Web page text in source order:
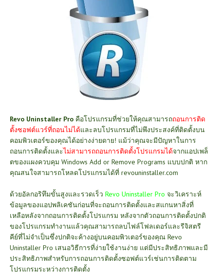
Revo Uninstaller Pro คือโปรแกรมที่ช่วยให้คุณสามารถถอนการติด
ตั้งซอฟต์แวร์ที่ถอนไม่ได้และลบโปรแกรมที่ไม่พึงประสงค์ที่ติดตั้งบน
คอมพิวเตอร์ของคุณได้อย่างง่ายดาย! แม้ว่าคุณจะมีปัญหาในการ
ถอนการติดตั้งและไม่สามารถถอนการติดตั้งโปรแกรมได้จากแอปเพล็
ตของแผงควบคุม Windows Add or Remove Programs แบบปกติ หาก
คุณสนใจสามารถโหลดโปรแกรมได้ที่ revouninstaller.com
ด้วยอัลกอริทึมขั้นสูงและรวดเร็ว Revo Uninstaller Pro จะวิเคราะห์
ข้อมูลของแอปพลิเคชันก่อนที่จะถอนการติดตั้งและสแกนหาสิ่งที่
เหลือหลังจากถอนการติดตั้งโปรแกรม หลังจากตัวถอนการติดตั้งปกติ
ของโปรแกรมทำงานแล้วคุณสามารถลบไฟล์โฟลเดอร์และรีจิสตรี
คีย์ที่ไม่จำเป็นซึ่งปกติจะค้างอยู่บนคอมพิวเตอร์ของคุณ Revo
Uninstaller Pro เสนอวิธีการที่ง่ายใช้งานง่าย แต่มีประสิทธิภาพและมี
ประสิทธิภาพสำหรับการถอนการติดตั้งซอฟต์แวร์เช่นการติดตาม
โปรแกรมระหว่างการติดตั้ง